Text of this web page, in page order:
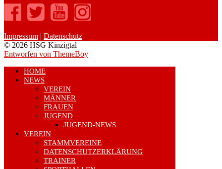
Impressum | Datenschutz
© 2026 HSG Kinzigtal
Entworfen von ThemeBoy
HOME
NEWS
VEREIN
MÄNNER
FRAUEN
JUGEND
JUGEND-NEWS
VEREIN
STAMMVEREINE
DATENSCHUTZERKLÄRUNG
TRAINER